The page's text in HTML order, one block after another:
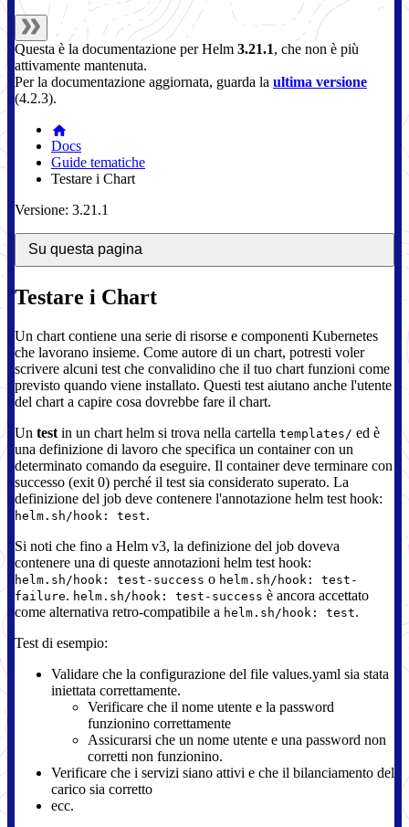
Questa è la documentazione perHelm 3.21.1, che non è più
attivamente mantenuta.
Per la documentazione aggiornata, guarda la ultima versione
(4.2.3).
Docs
Guide tematiche
Testare i Chart
Versione: 3.21.1
Su questa pagina
Testare i Chart
Un chart contiene una serie di risorse e componenti Kubernetes
che lavorano insieme. Come autore di un chart, potresti voler
scrivere alcuni test che convalidino che il tuo chart funzioni come
previsto quando viene installato. Questi test aiutano anche l'utente
del chart a capire cosa dovrebbe fare il chart.
Un test in un chart helm si trova nella cartella templates/ ed è
una definizione di lavoro che specifica un container con un
determinato comando da eseguire. Il container deve terminare con
successo (exit 0) perché il test sia considerato superato. La
definizione del job deve contenere l'annotazione helm test hook:
helm.sh/hook: test.
Si noti che fino a Helm v3, la definizione del job doveva
contenere una di queste annotazioni helm test hook:
helm.sh/hook: test-success o helm.sh/hook: test-
failure. helm.sh/hook: test-success è ancora accettato
come alternativa retro-compatibile a helm.sh/hook: test.
Test di esempio:
Validare che la configurazione del file values.yaml sia stata
iniettata correttamente.
Verificare che il nome utente e la password
funzionino correttamente
Assicurarsi che un nome utente e una password non
corretti non funzionino.
Verificare che i servizi siano attivi e che il bilanciamento del
carico sia corretto
ecc.